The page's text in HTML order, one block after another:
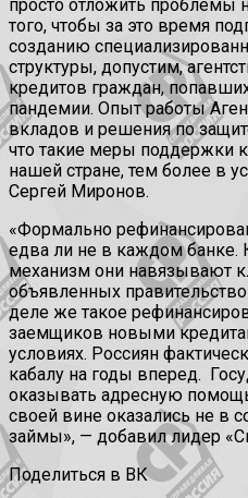
просто отложить проблемы
того, чтобы за это время
созданию
структуры, допустим,
кредитов граждан,
пандемии. Опыт работы
вкладов и решения по
что такие меры поддержки
нашей стране, тем более в
Сергей Миронов.
«Формально
едва ли не в каждом банке.
механизм они навязывают
объявленных
деле же такое
заемщиков новыми
условиях. Россиян
кабалу на годы вперед.
оказывать адресную
своей вине оказались не в
займы», — добавил лидер
Поделиться в ВК